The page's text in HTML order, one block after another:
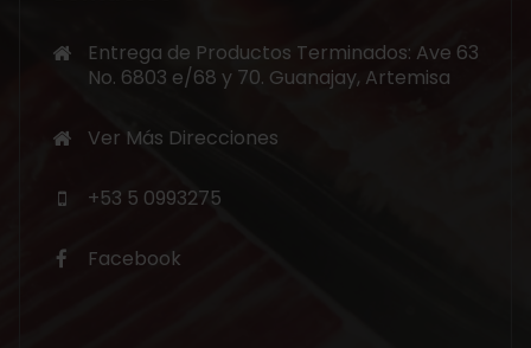
Entrega de Productos Terminados: Ave 63
No. 6803 e/68 y 70. Guanajay, Artemisa
Ver Más Direcciones
+53 5 0993275
Facebook